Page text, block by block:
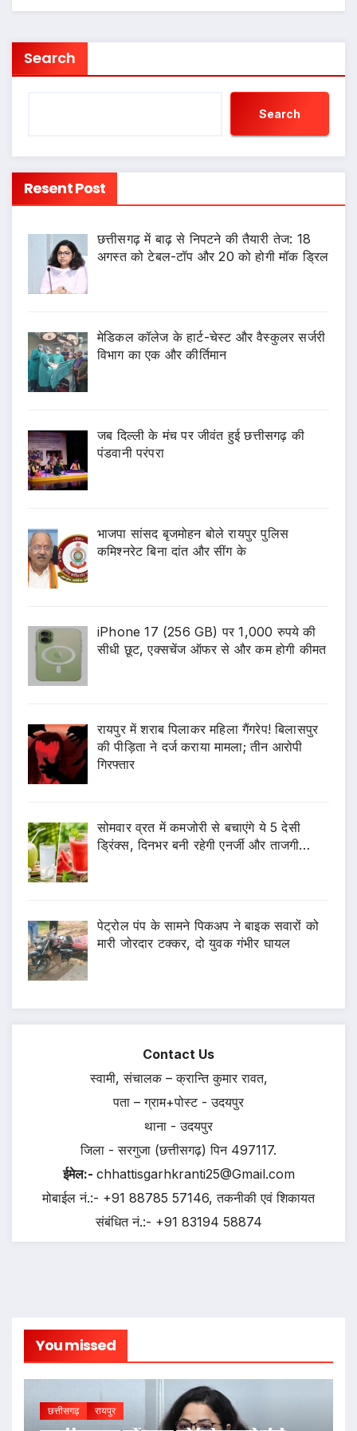
Search
Search
Resent Post
छत्तीसगढ़ में बाढ़ से निपटने की तैयारी तेज: 18
अगस्त को टेबल-टॉप और 20 को होगी मॉक ड्रिल
​मेडिकल कॉलेज के हार्ट-चेस्ट और वैस्कुलर सर्जरी
विभाग का एक और कीर्तिमान
जब दिल्ली के मंच पर जीवंत हुई छत्तीसगढ़ की
पंडवानी परंपरा
भाजपा सांसद बृजमोहन बोले रायपुर पुलिस
कमिश्नरेट बिना दांत और सींग के
iPhone 17 (256 GB) पर 1,000 रुपये की
सीधी छूट, एक्सचेंज ऑफर से और कम होगी कीमत
रायपुर में शराब पिलाकर महिला गैंगरेप! बिलासपुर
की पीड़िता ने दर्ज कराया मामला; तीन आरोपी
गिरफ्तार
सोमवार व्रत में कमजोरी से बचाएंगे ये 5 देसी
ड्रिंक्स, दिनभर बनी रहेगी एनर्जी और ताजगी…
पेट्रोल पंप के सामने पिकअप ने बाइक सवारों को
मारी जोरदार टक्कर, दो युवक गंभीर घायल
Contact Us
स्वामी, संचालक – क्रान्ति कुमार रावत,
पता – ग्राम+पोस्ट - उदयपुर
थाना - उदयपुर
जिला - सरगुजा (छत्तीसगढ़) पिन 497117.
ईमेल:- chhattisgarhkranti25@Gmail.com
मोबाईल नं.:- +91 88785 57146, तकनीकी एवं शिकायत
संबंधित नं.:- +91 83194 58874
You missed
छत्तीसगढ़ रायपुर